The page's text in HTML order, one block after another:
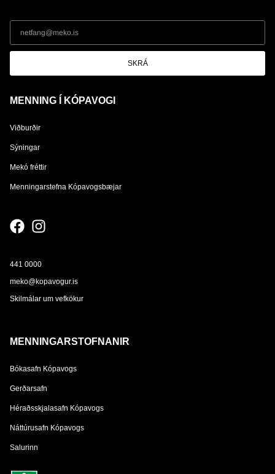
SKRÁ
MENNING Í KÓPAVOGI
Viðburðir
Sýningar
Mekó fréttir
Menningarstefna Kópavogsbæjar
441 0000
meko@kopavogur.is
Skilmálar um vefkökur
MENNINGARSTOFNANIR
Bókasafn Kópavogs
Gerðarsafn
Héraðsskjalasafn Kópavogs
Náttúrusafn Kópavogs
Salurinn